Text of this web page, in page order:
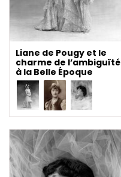
Liane de Pougy et le
charme de l’ambiguïté
à la Belle Époque